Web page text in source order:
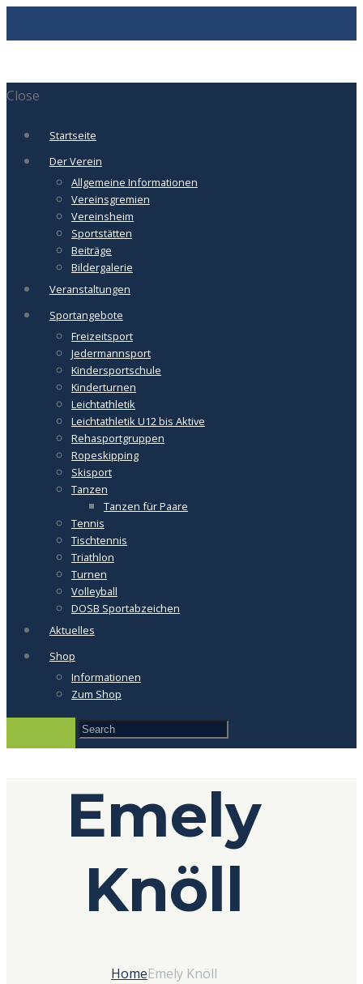
Close
Startseite
Der Verein
Allgemeine Informationen
Vereinsgremien
Vereinsheim
Sportstätten
Beiträge
Bildergalerie
Veranstaltungen
Sportangebote
Freizeitsport
Jedermannsport
Kindersportschule
Kinderturnen
Leichtathletik
Leichtathletik U12 bis Aktive
Rehasportgruppen
Ropeskipping
Skisport
Tanzen
Tanzen für Paare
Tennis
Tischtennis
Triathlon
Turnen
Volleyball
DOSB Sportabzeichen
Aktuelles
Shop
Informationen
Zum Shop
Emely
Knöll
HomeEmely Knöll